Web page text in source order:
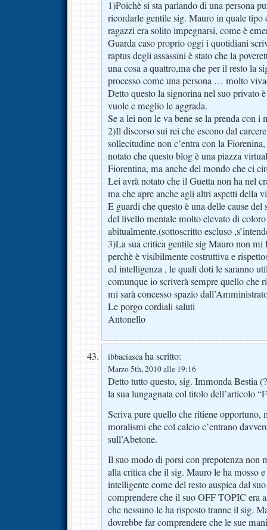
1)Poichè si sta parlando di una persona
ricordarle gentile sig. Mauro in quale
ragazzi era solito impegnarsi, come è
Guarda caso proprio oggi i quotidiani
raptus degli assassini è stato che la
una cosa a quattro,ma che per il resto la
processo come una persona … molto
Detto questo la signorina nel suo privato
vuole e meglio le aggrada.
Se a lei non le va bene se la prenda con i
2)Il discorso sui rei che escono dal
sollecitudine non c’entra con la
notato che questo blog è una piazza
Fiorentina, ma anche del mondo che ci
Lei avrà notato che il Guetta non ha nel
ma che apre anche agli altri aspetti della
E guardi che questo è una delle cause del
del livello mentale molto elevato di
abitualmente.(sottoscritto escluso
3)La sua critica gentile sig Mauro non mi
perchè è visibilmente costruttiva e
ed intelligenza , le quali doti le saranno
comunque io scriverà sempre quello che
mi sarà concesso spazio
Le porgo cordiali saluti
Antonello
ibbaciascaha scritto:
Marzo 5th, 2010 alle 19:16
Detto tutto questo, sig. Immonda Bestia
la sua lungagnata col titolo dell’articolo
Scriva pure quello che ritiene opportuno,
moralismi che col calcio c’entrano
sull’Abetone.
Il suo modo di porsi con prepotenza non
alla critica che il sig. Mauro le ha mosso e
intelligente come del resto auspica dal
comprendere che il suo OFF TOPIC era
che nessuno le ha risposto tranne il sig.
dovrebbe far comprendere che le sue